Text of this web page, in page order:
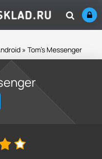
» Tom’s Messenger